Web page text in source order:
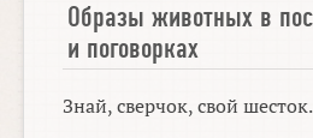
Образы животных в
и поговорках
Знай, сверчок, свой шесток.